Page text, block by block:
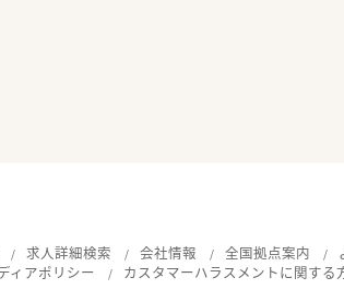
求人詳細検索 会社情報 全国拠点案内
ィアポリシー カスタマーハラスメントに関する